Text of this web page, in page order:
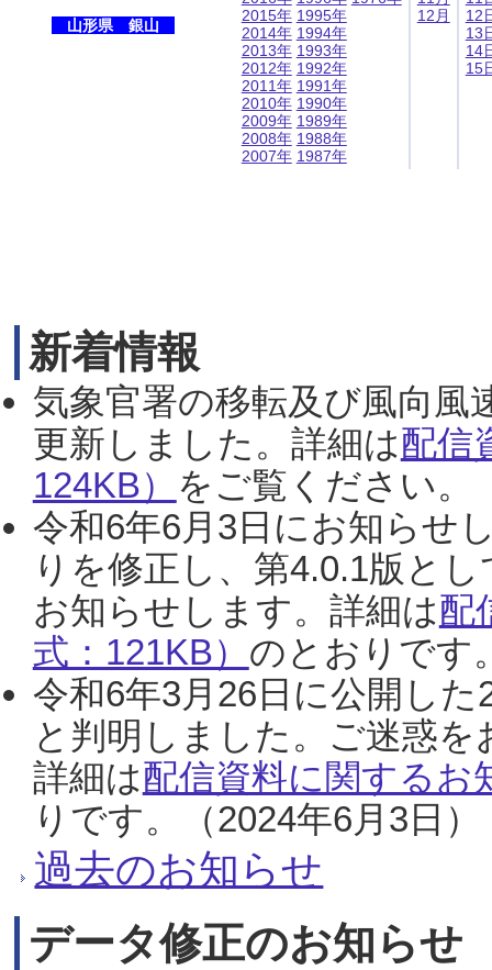
山形県 銀山
2015年
2014年
2013年
2012年
2011年
2010年
2009年
2008年
2007年
1995年
1994年
1993年
1992年
1991年
1990年
1989年
1988年
1987年
12月
12
13
14
15
新着情報
気象官署の移転及び風向風
更新しました。詳細は配信
124KB） をご覧ください。
令和6年6月3日にお知らせ
りを修正し、第4.0.1版と
お知らせします。詳細は配
式：121KB） のとおりです
令和6年3月26日に公開し
と判明しました。ご迷惑
詳細は配信資料に関するお
りです。（2024年6月3日）
過去のお知らせ
データ修正のお知らせ